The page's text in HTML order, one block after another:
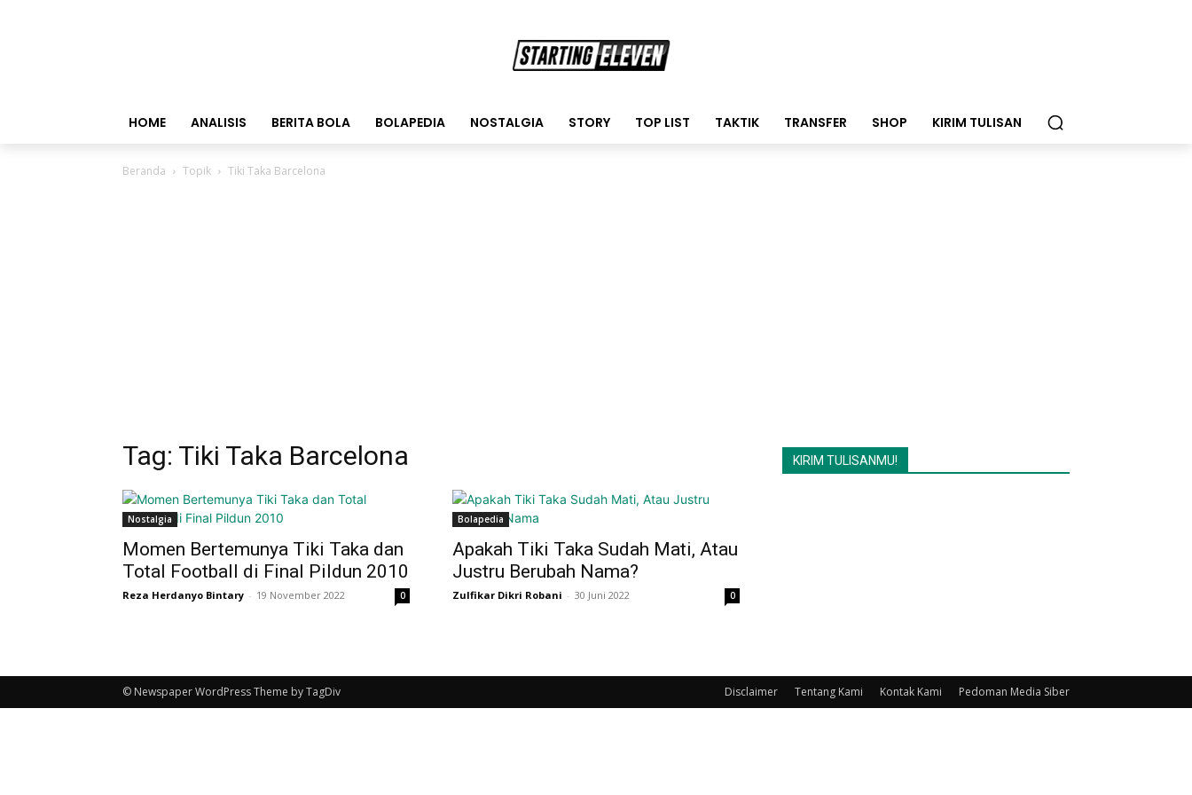
HOME ANALISIS BERITA BOLA BOLAPEDIA NOSTALGIA STORY TOP LIST TAKTIK TRANSFER SHOP KIRIM TULISAN
Beranda Topik Tiki Taka Barcelona
Tag: Tiki Taka Barcelona
Nostalgia
Momen Bertemunya Tiki Taka dan
Total Football di Final Pildun 2010
Reza Herdanyo Bintary - 19 November 2022 0
Bolapedia
Apakah Tiki Taka Sudah Mati, Atau
Justru Berubah Nama?
Zulfikar Dikri Robani - 30 Juni 2022 0
KIRIM TULISANMU!
Disclaimer Tentang Kami Kontak Kami Pedoman Media Siber
© Newspaper WordPress Theme by TagDiv